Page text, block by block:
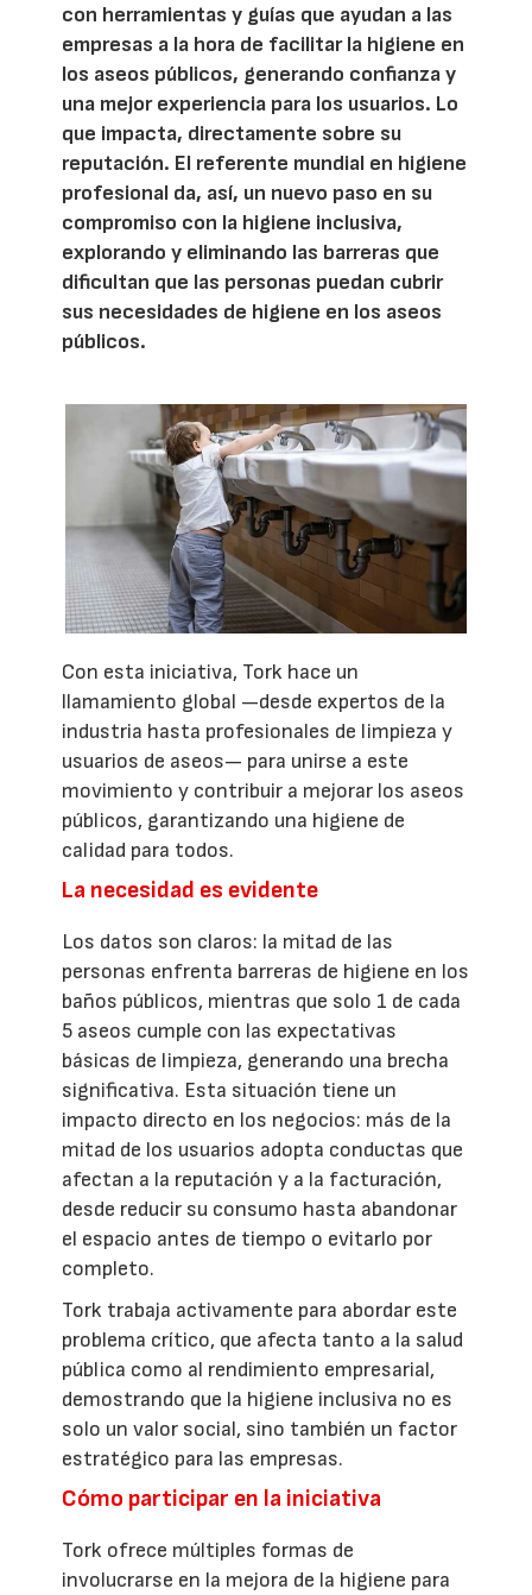
con herramientas y guías que ayudan a las
empresas a la hora de facilitar la higiene en
los aseos públicos, generando confianza y
una mejor experiencia para los usuarios. Lo
que impacta, directamente sobre su
reputación. El referente mundial en higiene
profesional da, así, un nuevo paso en su
compromiso con la higiene inclusiva,
explorando y eliminando las barreras que
dificultan que las personas puedan cubrir
sus necesidades de higiene en los aseos
públicos.
Con esta iniciativa, Tork hace un
llamamiento global —desde expertos de la
industria hasta profesionales de limpieza y
usuarios de aseos— para unirse a este
movimiento y contribuir a mejorar los aseos
públicos, garantizando una higiene de
calidad para todos.
La necesidad es evidente
Los datos son claros: la mitad de las
personas enfrenta barreras de higiene en los
baños públicos, mientras que solo 1 de cada
5 aseos cumple con las expectativas
básicas de limpieza, generando una brecha
significativa. Esta situación tiene un
impacto directo en los negocios: más de la
mitad de los usuarios adopta conductas que
afectan a la reputación y a la facturación,
desde reducir su consumo hasta abandonar
el espacio antes de tiempo o evitarlo por
completo.
Tork trabaja activamente para abordar este
problema crítico, que afecta tanto a la salud
pública como al rendimiento empresarial,
demostrando que la higiene inclusiva no es
solo un valor social, sino también un factor
estratégico para las empresas.
Cómo participar en la iniciativa
Tork ofrece múltiples formas de
involucrarse en la mejora de la higiene para